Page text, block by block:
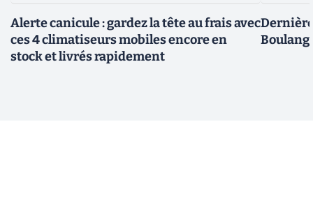
Alerte canicule : gardez la tête au frais avec
ces 4 climatiseurs mobiles encore en
stock et livrés rapidement